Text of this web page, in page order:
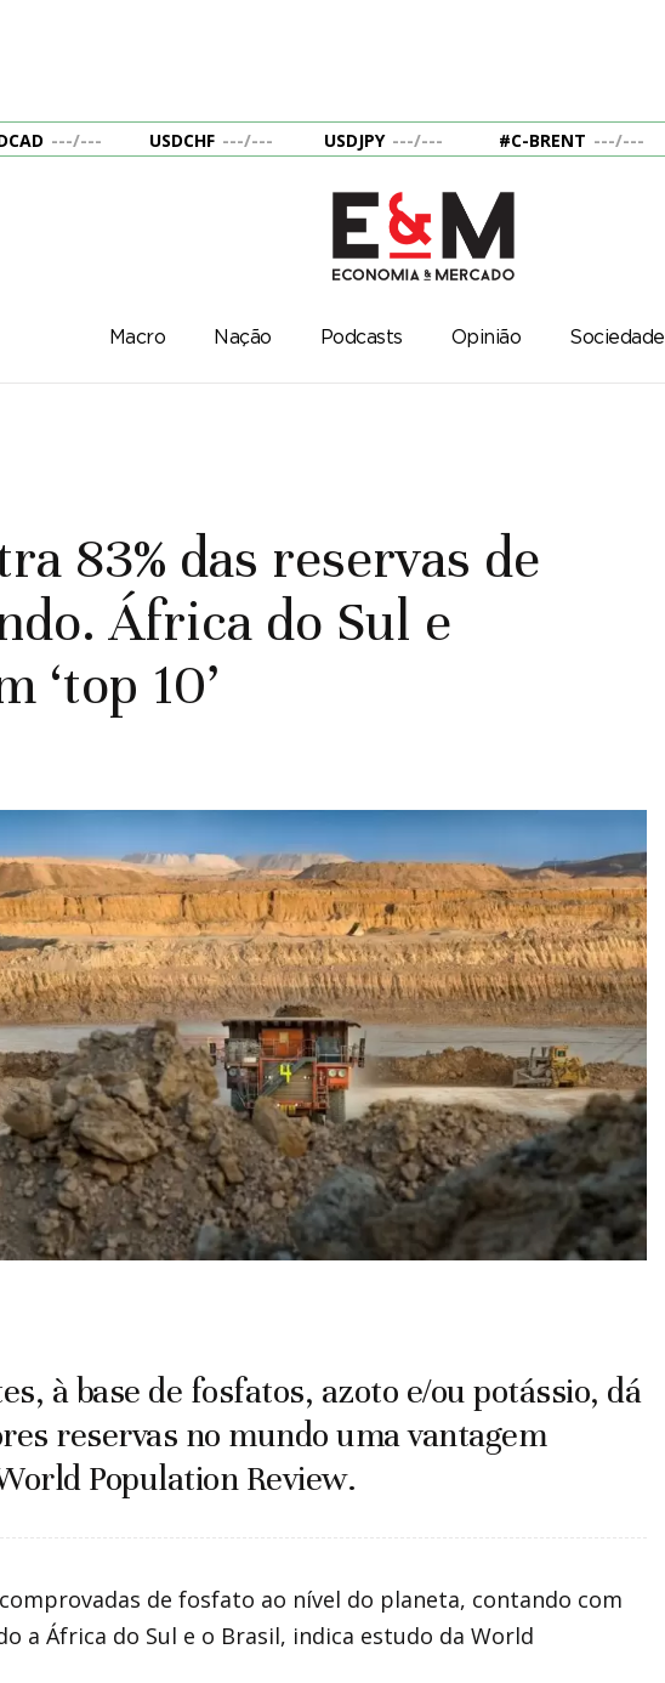
---/--- USDCHF ---/--- USDJPY ---/--- #C-BRENT ---/---
Macro Nação Podcasts Opinião Sociedade
83% das reservas de
África do Sul e
‘top 10’
à base de fosfatos, azoto e/ou potássio, dá
reservas no mundo uma vantagem
Population Review.
de fosfato ao nível do planeta, contando com
a África do Sul e o Brasil, indica estudo da World